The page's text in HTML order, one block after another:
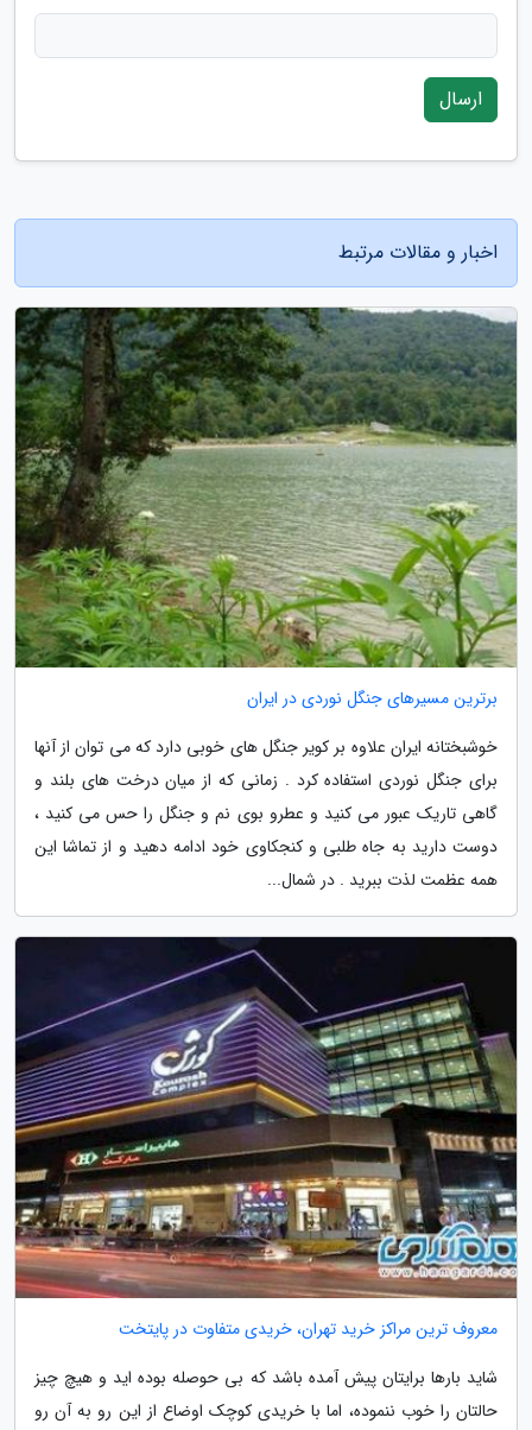
ارسال
اخبار و مقالات مرتبط
برترین مسیرهای جنگل نوردی در ایران
خوشبختانه ایران علاوه بر کویر جنگل های خوبی دارد که می توان از آنها
برای جنگل نوردی استفاده کرد . زمانی که از میان درخت های بلند و
گاهی تاریک عبور می کنید و عطرو بوی نم و جنگل را حس می کنید ،
دوست دارید به جاه طلبی و کنجکاوی خود ادامه دهید و از تماشا این
همه عظمت لذت ببرید . در شمال...
معروف ترین مراکز خرید تهران، خریدی متفاوت در پایتخت
شاید بارها برایتان پیش آمده باشد که بی حوصله بوده اید و هیچ چیز
حالتان را خوب ننموده، اما با خریدی کوچک اوضاع از این رو به آن رو